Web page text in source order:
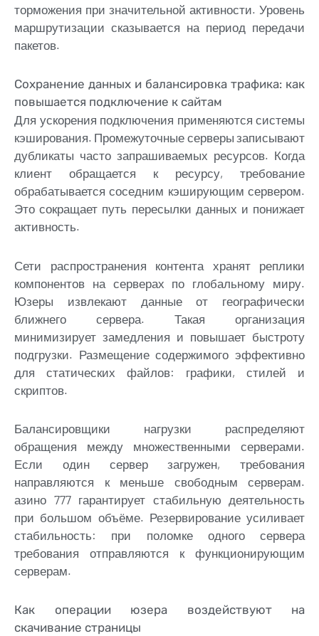
торможения при значительной активности. Уровень
маршрутизации сказывается на период передачи
пакетов.
Сохранение данных и балансировка трафика: как
повышается подключение к сайтам
Для ускорения подключения применяются системы
кэширования. Промежуточные серверы записывают
дубликаты часто запрашиваемых ресурсов. Когда
клиент обращается к ресурсу, требование
обрабатывается соседним кэширующим сервером.
Это сокращает путь пересылки данных и понижает
активность.
Сети распространения контента хранят реплики
компонентов на серверах по глобальному миру.
Юзеры извлекают данные от географически
ближнего сервера. Такая организация
минимизирует замедления и повышает быстроту
подгрузки. Размещение содержимого эффективно
для статических файлов: графики, стилей и
скриптов.
Балансировщики нагрузки распределяют
обращения между множественными серверами.
Если один сервер загружен, требования
направляются к меньше свободным серверам.
азино 777 гарантирует стабильную деятельность
при большом объёме. Резервирование усиливает
стабильность: при поломке одного сервера
требования отправляются к функционирующим
серверам.
Как операции юзера воздействуют на
скачивание страницы